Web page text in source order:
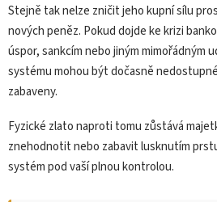
Stejně tak nelze zničit jeho kupní sílu
nových peněz. Pokud dojde ke krizi
úspor, sankcím nebo jiným mimořádným
systému mohou být dočasně
zabaveny.
Fyzické zlato naproti tomu zůstává
znehodnotit nebo zabavit lusknutím
systém pod vaší plnou kontrolou.